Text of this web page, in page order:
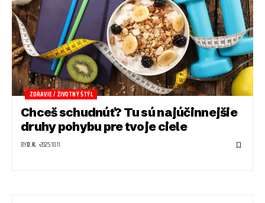
ZDRAVIE / ŽIVOTNÝ ŠTÝL
Chceš schudnúť? Tu sú najúčinnejšie
druhy pohybu pre tvoje ciele
BYO.K. 2025.10.11.